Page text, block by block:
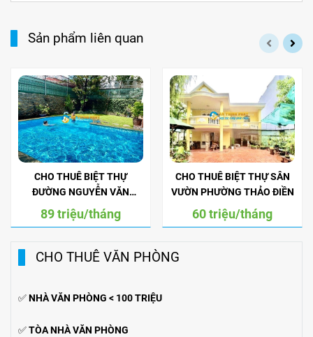
Sản phẩm liên quan
CHO THUÊ BIỆT THỰ
ĐƯỜNG NGUYỄN VĂN
HƯỞNG THẢO ĐIỀN
89 triệu/tháng
CHO THUÊ BIỆT THỰ SÂN
VƯỜN PHƯỜNG THẢO ĐIỀN
60 triệu/tháng
CHO THUÊ VĂN PHÒNG
✅NHÀ VĂN PHÒNG < 100 TRIỆU
✅TÒA NHÀ VĂN PHÒNG